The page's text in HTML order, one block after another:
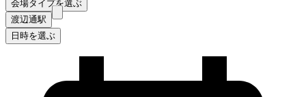
会場タイプを選ぶ
渡辺通駅
日時を選ぶ